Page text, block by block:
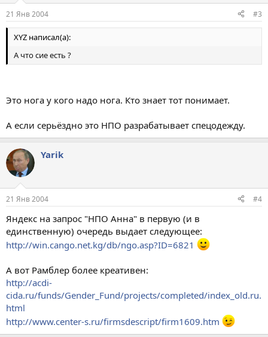
21 Янв 2004 #3
XYZ написал(а):
А что сие есть ?
Это нога у кого надо нога. Кто знает тот понимает.
А если серьёздно это НПО разрабатывает спецодежду.
Yarik
21 Янв 2004 #4
Яндекс на запрос "НПО Анна" в первую (и в
единственную) очередь выдает следующее:
http://win.cango.net.kg/db/ngo.asp?ID=6821
А вот Рамблер более креативен:
http://acdi-
cida.ru/funds/Gender_Fund/projects/completed/index_old.ru.
html
http://www.center-s.ru/firmsdescript/firm1609.htm